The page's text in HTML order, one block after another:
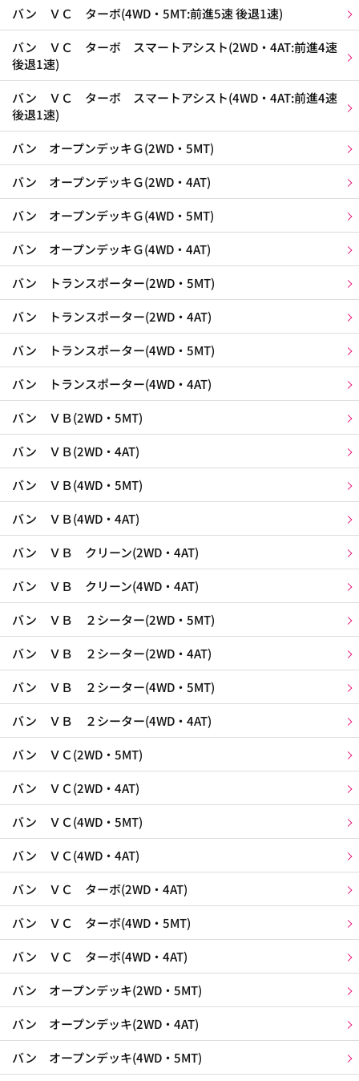
バン ＶＣ ターボ(4WD・5MT:前進5速 後退1速)
バン ＶＣ ターボ スマートアシスト(2WD・4AT:前進4速
後退1速)
バン ＶＣ ターボ スマートアシスト(4WD・4AT:前進4速
後退1速)
バン オープンデッキＧ(2WD・5MT)
バン オープンデッキＧ(2WD・4AT)
バン オープンデッキＧ(4WD・5MT)
バン オープンデッキＧ(4WD・4AT)
バン トランスポーター(2WD・5MT)
バン トランスポーター(2WD・4AT)
バン トランスポーター(4WD・5MT)
バン トランスポーター(4WD・4AT)
バン ＶＢ(2WD・5MT)
バン ＶＢ(2WD・4AT)
バン ＶＢ(4WD・5MT)
バン ＶＢ(4WD・4AT)
バン ＶＢ クリーン(2WD・4AT)
バン ＶＢ クリーン(4WD・4AT)
バン ＶＢ ２シーター(2WD・5MT)
バン ＶＢ ２シーター(2WD・4AT)
バン ＶＢ ２シーター(4WD・5MT)
バン ＶＢ ２シーター(4WD・4AT)
バン ＶＣ(2WD・5MT)
バン ＶＣ(2WD・4AT)
バン ＶＣ(4WD・5MT)
バン ＶＣ(4WD・4AT)
バン ＶＣ ターボ(2WD・4AT)
バン ＶＣ ターボ(4WD・5MT)
バン ＶＣ ターボ(4WD・4AT)
バン オープンデッキ(2WD・5MT)
バン オープンデッキ(2WD・4AT)
バン オープンデッキ(4WD・5MT)